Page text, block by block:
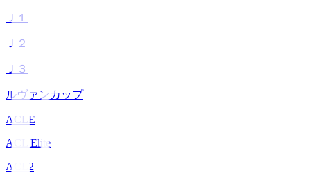
Ｊ１
Ｊ２
Ｊ３
ルヴァンカップ
ACLE
ACL Elite
ACL2